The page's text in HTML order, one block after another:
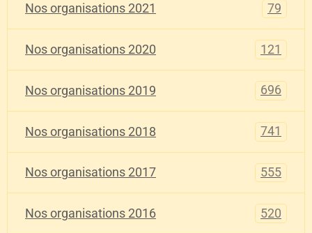
Nos organisations 2021 79
Nos organisations 2020 121
Nos organisations 2019 696
Nos organisations 2018 741
Nos organisations 2017 555
Nos organisations 2016 520